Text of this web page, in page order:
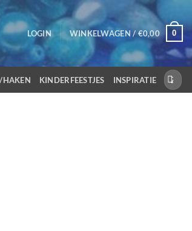
LOGIN WINKELWAGEN /€0,00 0
HAKEN KINDERFEESTJES INSPIRATIE
Zoeken
naar: